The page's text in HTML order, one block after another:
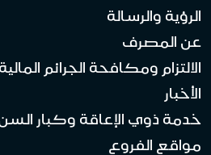
الرؤية والرسالة
عن المصرف
الالتزام ومكافحة الجرائم المالية
الأخبار
خدمة ذوي الإعاقة وكبار
مواقع الفروع